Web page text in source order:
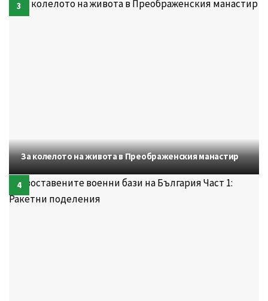
За колелото на живота в Преображенския манастир